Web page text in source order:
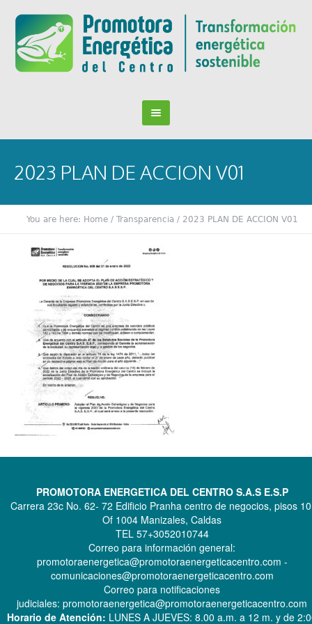
2023 PLAN DE ACCION V01
You are here: Home / Transparencia / 2023 PLAN DE ACCION V01
PROMOTORA ENERGETICA DEL CENTRO S.A.S E.S.P
Carrera 23c No. 62- 72 Edificio Pranha centro de negocios, pisos
Of 1004 Manizales, Caldas
TEL 57+3052010744
Correo para información general:
promotoraenergetica@promotoraenergeticacentro.com -
comunicaciones@promotoraenergeticacentro.com
Correo para notificaciones
judiciales: promotoraenergetica@promotoraenergeticacentro.com
Horario de Atención: LUNES A JUEVES: 8.00 a.m. a 12 m. y de